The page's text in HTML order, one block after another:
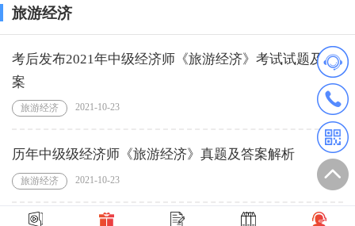
旅游经济
考后发布2021年中级经济师《旅游经济》考试试题及答
案
旅游经济 2021-10-23
历年中级级经济师《旅游经济》真题及答案解析
旅游经济 2021-10-23